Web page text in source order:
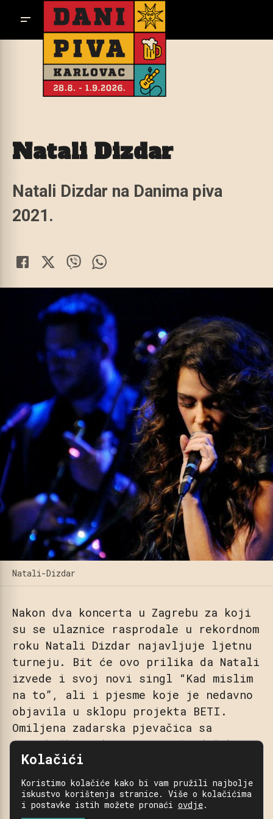
Natali Dizdar
Natali Dizdar na Danima piva
2021.
Natali-Dizdar
Nakon dva koncerta u Zagrebu za koji
su se ulaznice rasprodale u rekordnom
roku Natali Dizdar najavljuje ljetnu
turneju. Bit će ovo prilika da Natali
izvede i svoj novi singl “Kad mislim
na to”, ali i pjesme koje je nedavno
objavila u sklopu projekta BETI.
Omiljena zadarska pjevačica sa
zagrebačkom adresom ne može dočekati
da stane pred svoje obožavatelje i
priušti im glazbenu poslasticu koju
će dugo pamtiti.
Kolačići
Koristimo kolačiće kako bi vam pružili najbolje
iskustvo korištenja stranice. Više o kolačićima
i postavke istih možete pronaći ovdje.